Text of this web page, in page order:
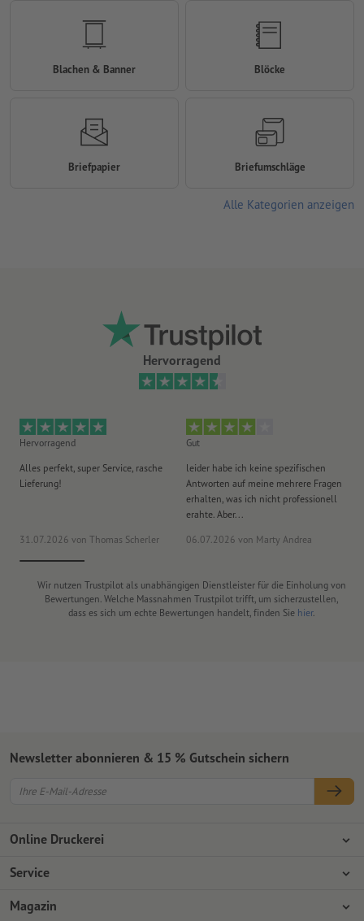
Hervorragend
Hervorragend
Alles perfekt, super Service, rasche
Lieferung!
31.07.2026 von Thomas Scherler
Gut
leider habe ich keine spezifischen
Antworten auf meine mehrere Fragen
erhalten, was ich nicht professionell
erahte. Aber...
06.07.2026 von Marty Andrea
Wir nutzen Trustpilot als unabhängigen Dienstleister für die Einholung von
Bewertungen. Welche Massnahmen Trustpilot trifft, um sicherzustellen,
dass es sich um echte Bewertungen handelt, finden Sie hier.
Blachen & Banner Blöcke
Briefpapier Briefumschläge
Alle Kategorien anzeigen
Online Druckerei
Über Onlineprinters
Presse
Service
Zahlungsarten
Magazin
Newsletter abonnieren & 15 % Gutschein sichern